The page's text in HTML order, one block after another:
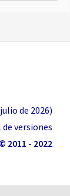
de 2026)
versiones
2011 - 2022